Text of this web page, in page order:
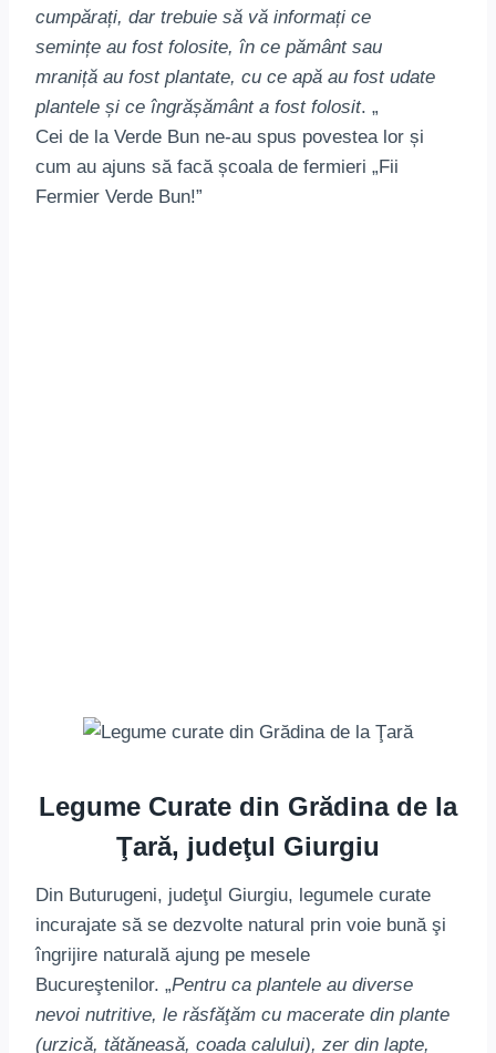
cumpărați, dar trebuie să vă informați ce
semințe au fost folosite, în ce pământ sau
mraniță au fost plantate, cu ce apă au fost udate
plantele și ce îngrășământ a fost folosit. „
Cei de la Verde Bun ne-au spus povestea lor și
cum au ajuns să facă școala de fermieri „Fii
Fermier Verde Bun!”
Legume Curate din Grădina de la
Ţară, judeţul Giurgiu
Din Buturugeni, judeţul Giurgiu, legumele curate
incurajate să se dezvolte natural prin voie bună şi
îngrijire naturală ajung pe mesele
Bucureştenilor. „Pentru ca plantele au diverse
nevoi nutritive, le răsfăţăm cu macerate din plante
(urzică, tătăneasă, coada calului), zer din lapte,